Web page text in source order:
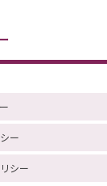
ー
シー